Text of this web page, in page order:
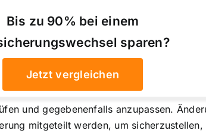
Bis zu 90% bei einem
sparen?
Jetzt vergleichen
und gegebenenfalls anzupassen.
mitgeteilt werden, um